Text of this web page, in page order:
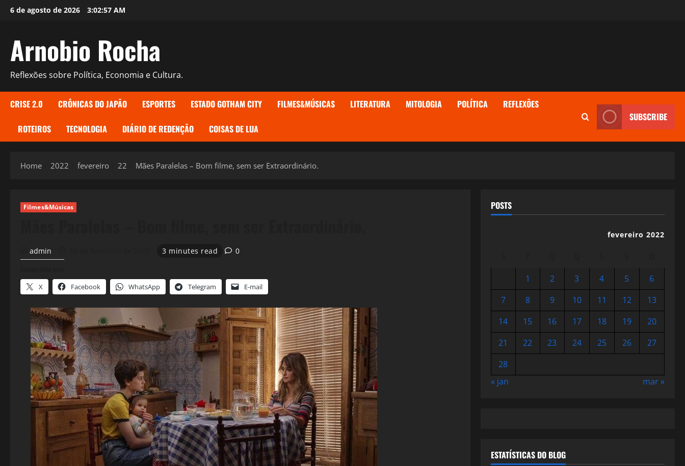
Skip6 de agosto de 2026 3:02:59 AM
Arnobio Rocha
Reflexões sobre Política, Economia e Cultura.
CRISE 2.0 CRÔNICAS DO JAPÃO ESPORTES ESTADO GOTHAM CITY FILMES&MÚSICAS LITERATURA MITOLOGIA POLÍTICA REFLEXÕES
ROTEIROS TECNOLOGIA DIÁRIO DE REDENÇÃO COISAS DE LUA
SUBSCRIBE
Home 2022 fevereiro 22 Mães Paralelas – Bom filme, sem ser Extraordinário.
Filmes&Músicas
admin 3 minutes read 0
X Facebook WhatsApp Telegram E-mail
POSTS
fevereiro 2022
1
2 3 4 5
6
7
8 9 10 11 12
13
14
15 16 17 18 19
20
21
22 23 24 25 26
27
28
« jan
mar »
ESTATÍSTICAS DO BLOG